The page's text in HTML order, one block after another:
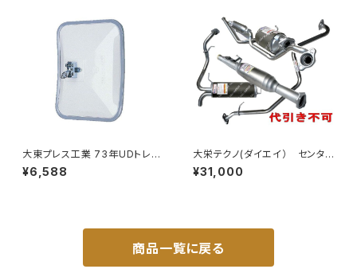
大東プレス工業 73年UDトレー
ラーミラーL013 （P付） DI-52
¥6,588
大栄テクノ(ダイエイ） センタ
ーパイプ 'MMT-6497CP キッ
クス H59A 個人宅NG
¥31,000
商品一覧に戻る